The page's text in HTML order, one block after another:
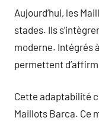
Aujourd’hui, les
stades. Ils
moderne. Intégrés
permettent
Cette adaptabilité
Maillots Barca. Ce